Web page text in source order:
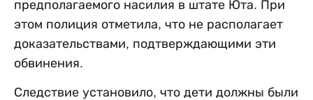
предполагаемого насилия в штате Юта. При
этом полиция отметила, что не располагает
доказательствами, подтверждающими эти
обвинения.
Следствие установило, что дети должны были